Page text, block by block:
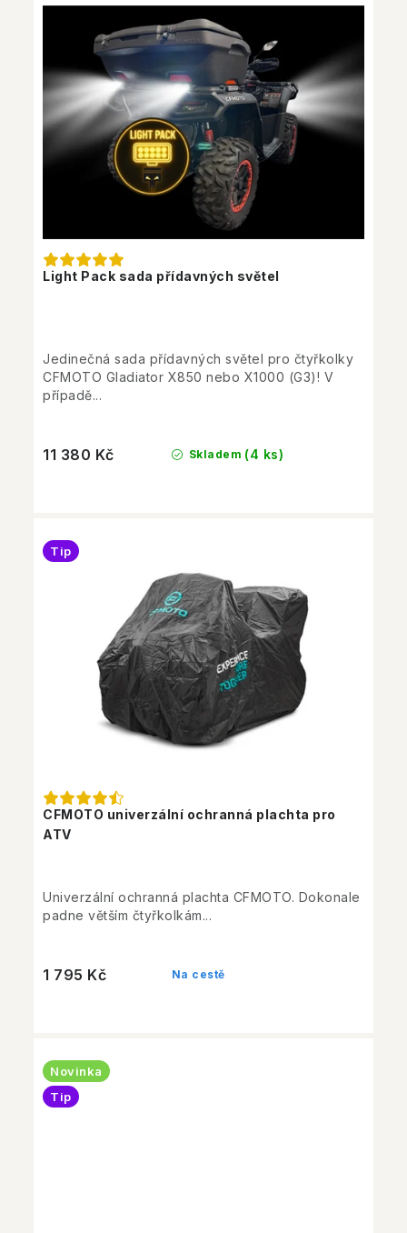
Light Pack sada přídavných světel
Skladem (4 ks)
11 380 Kč
Jedinečná sada přídavných světel pro čtyřkolky
CFMOTO Gladiator X850 nebo X1000 (G3)! V
případě...
CFMOTO univerzální ochranná plachta pro
ATV
Tip
Na cestě
1 795 Kč
Univerzální ochranná plachta CFMOTO. Dokonale
padne větším čtyřkolkám...
Novinka
Tip